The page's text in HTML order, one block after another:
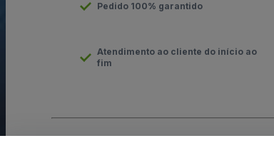
Pedido 100% garantido
Atendimento ao cliente do início ao
fim